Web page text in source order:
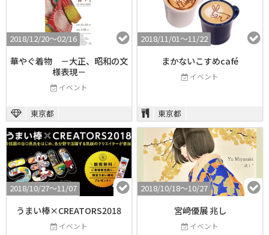
2018/12/20〜02/16
華やぐ着物 －大正、昭和の文
様表現－
イベント
東京都
2018/11/01〜11/22
まかないこすめcafé
イベント
東京都
2018/10/27〜11/07
うまい棒×CREATORS2018
イベント
2018/10/18〜10/27
宮﨑優展 兆し
イベント